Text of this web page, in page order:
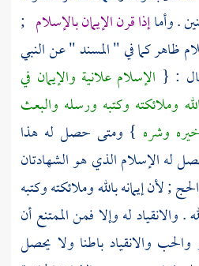
. وأماإذا قرن الإيمان بالإسلام ;
ظاهر كما في " المسند " عن النبي
: { الإسلام علانية والإيمان في
وملائكته وكتبه ورسله والبعث
وشره } ومتى حصل له هذا
له الإسلام الذي هو الشهادتان
; لأن إيمانه بالله وملائكته وكتبه
والانقياد له وإلا فمن الممتنع أن
والانقياد باطنا ولا يحصل